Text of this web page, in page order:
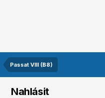
Passat VIII (B8)
Nahlásit